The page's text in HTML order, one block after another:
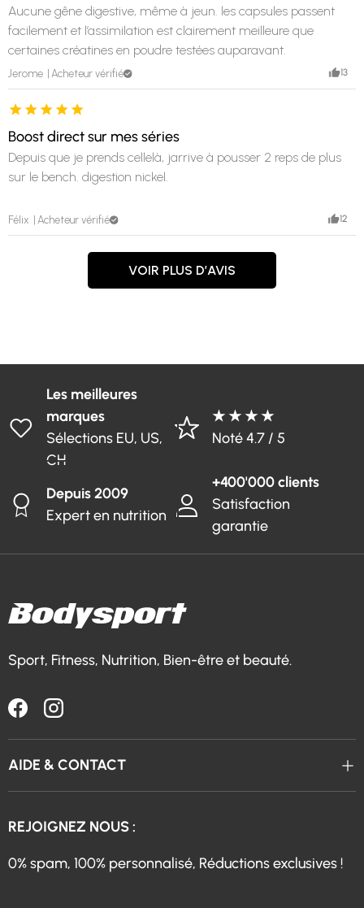
Jerome Acheteur vérifié
Aucune gêne digestive, même à jeun. les capsules passent
facilement et l’assimilation est clairement meilleure que
certaines créatines en poudre testées auparavant.
13
Félix Acheteur vérifié
Boost direct sur mes séries
Depuis que je prends cellelà, jarrive à pousser 2 reps de plus
sur le bench. digestion nickel.
12
VOIR PLUS D’AVIS
Les meilleures
marques
Sélections EU, US,
CH
★ ★ ★ ★
Noté 4.7 / 5
Depuis 2009
Expert en nutrition
+400'000 clients
Satisfaction
garantie
Sport, Fitness, Nutrition, Bien-être et beauté.
FacebookInstagram
AIDE & CONTACT
REJOIGNEZ NOUS :
0% spam, 100% personnalisé, Réductions exclusives !